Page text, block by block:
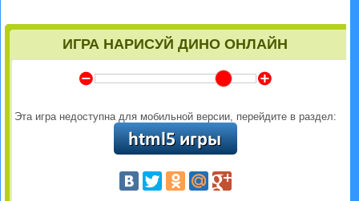
ИГРА НАРИСУЙ ДИНО ОНЛАЙН
Y Z
Эта игра недоступна для мобильной версии, перейдите в раздел: